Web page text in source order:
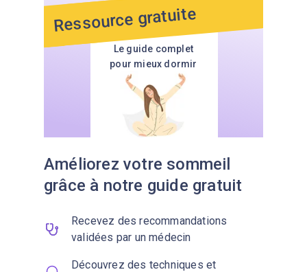
Améliorez votre sommeil
grâce à notre guide gratuit
Recevez des recommandations
validées par un médecin
Découvrez des techniques et
Le guide complet
pour mieux dormir
Ressource gratuite